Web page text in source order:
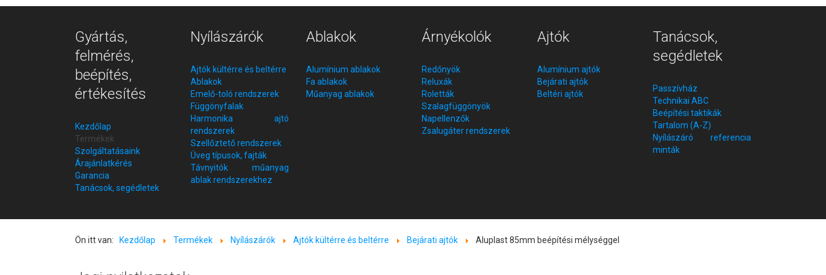
Gyártás,
felmérés,
beépítés,
értékesítés
Kezdőlap
Termékek
Szolgáltatásaink
Árajánlatkérés
Garancia
Tanácsok, segédletek
Nyílászárók
Ajtók kültérre és beltérre
Ablakok
Emelő-toló rendszerek
Függönyfalak
Harmonika ajtó
rendszerek
Szellőztető rendszerek
Üveg típusok, fajták
Távnyitók műanyag
ablak rendszerekhez
Ablakok
Alumínium ablakok
Fa ablakok
Műanyag ablakok
Árnyékolók
Redőnyök
Reluxák
Roletták
Szalagfüggönyök
Napellenzők
Zsalugáter rendszerek
Ajtók
Alumínium ajtók
Bejárati ajtók
Beltéri ajtók
Tanácsok,
segédletek
Passzívház
Technikai ABC
Beépítési taktikák
Tartalom (A-Z)
Nyílászáró referencia
minták
Ön itt van: Kezdőlap Termékek Nyílászárók Ajtók kültérre és beltérre Bejárati ajtók Aluplast 85mm beépítési mélységgel